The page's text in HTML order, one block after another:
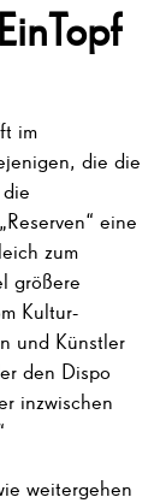
im
die die
eine
zum
größere
Kultur-
und Künstler
den Dispo
inzwischen
weitergehen